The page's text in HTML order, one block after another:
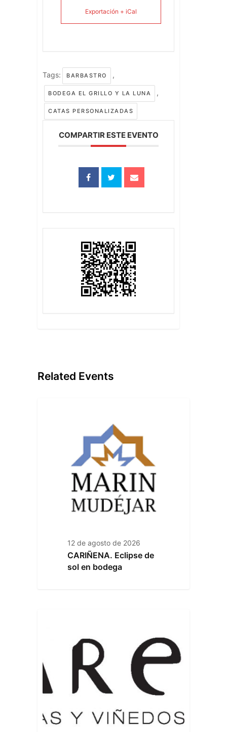
Exportación + iCal
Tags: BARBASTRO ,
BODEGA EL GRILLO Y LA LUNA ,
CATAS PERSONALIZADAS
COMPARTIR ESTE EVENTO
Related Events
12 de agosto de 2026
CARIÑENA. Eclipse de
sol en bodega